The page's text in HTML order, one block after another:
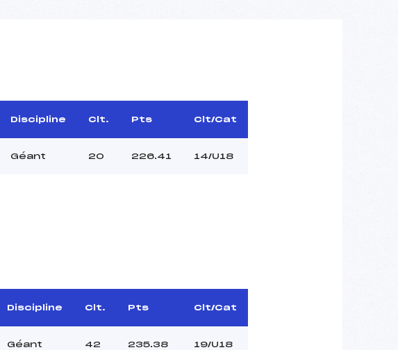
Discipline Clt. Pts Clt/Cat
Géant 20 226.41 14/U18
Discipline Clt. Pts Clt/Cat
Géant 42 235.38 19/U18